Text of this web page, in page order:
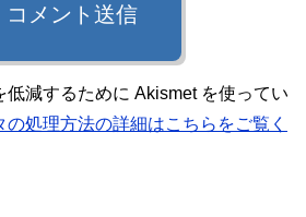
コメント送信
低減するために Akismet を使ってい
の処理方法の詳細はこちらをご覧く